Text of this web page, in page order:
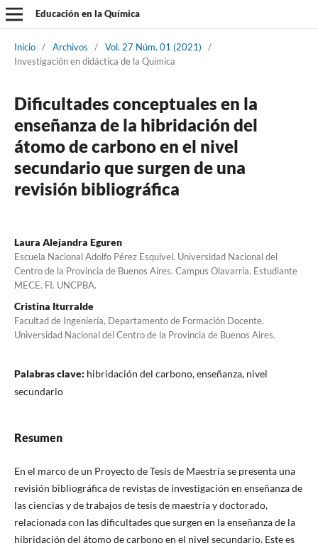
Educación en la Química
Inicio / Archivos / Vol. 27 Núm. 01 (2021)
/
Investigación en didáctica de la Química
Dificultades conceptuales en la
enseñanza de la hibridación del
átomo de carbono en el nivel
secundario que surgen de una
revisión bibliográfica
Laura Alejandra Eguren
Escuela Nacional Adolfo Pérez Esquivel. Universidad Nacional del
Centro de la Provincia de Buenos Aires. Campus Olavarría. Estudiante
MECE. FI. UNCPBA.
Cristina Iturralde
Facultad de Ingeniería, Departamento de Formación Docente.
Universidad Nacional del Centro de la Provincia de Buenos Aires.
Palabras clave: hibridación del carbono, enseñanza, nivel
secundario
Resumen
En el marco de un Proyecto de Tesis de Maestría se presenta una
revisión bibliográfica de revistas de investigación en enseñanza de
las ciencias y de trabajos de tesis de maestría y doctorado,
relacionada con las dificultades que surgen en la enseñanza de la
hibridación del átomo de carbono en el nivel secundario. Este es